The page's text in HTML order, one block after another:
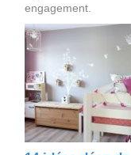
engagement.